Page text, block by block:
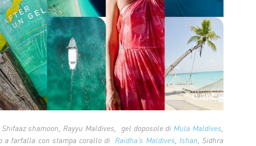
shamoon, Rayyu Maldives, gel doposole di Mula Maldives
a farfalla con stampa corallo di Raidha’s Maldives Ishan , Sidhra